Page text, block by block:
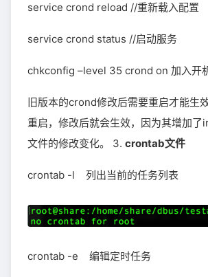
service crond reload //重新载入配置
service crond status //启动服务
chkconfig –level 35 crond on 加入开
旧版本的crond修改后需要重启才能生
重启，修改后就会生效，因为其增加
文件的修改变化。 3. crontab文件
crontab -l 列出当前的任务列表
crontab -e 编辑定时任务